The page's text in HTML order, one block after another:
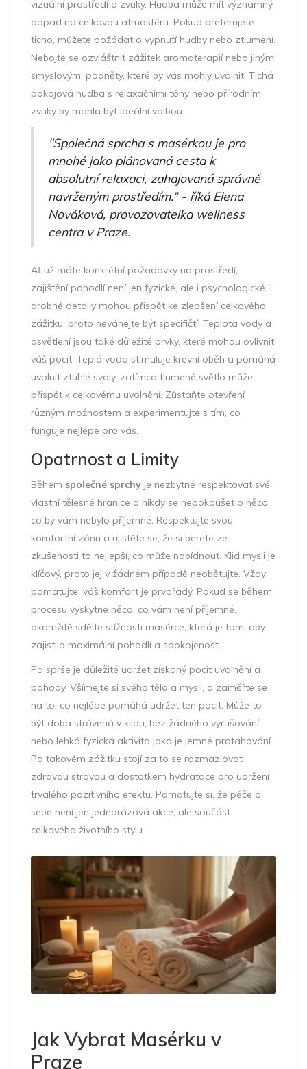
vizuální prostředí a zvuky. Hudba může mít významný
dopad na celkovou atmosféru. Pokud preferujete
ticho, můžete požádat o vypnutí hudby nebo ztlumení.
Nebojte se ozvláštnit zážitek aromaterapií nebo jinými
smyslovými podněty, které by vás mohly uvolnit. Tichá
pokojová hudba s relaxačními tóny nebo přírodními
zvuky by mohla být ideální volbou.
"Společná sprcha s masérkou je pro
mnohé jako plánovaná cesta k
absolutní relaxaci, zahajovaná správně
navrženým prostředím.” - říká Elena
Nováková, provozovatelka wellness
centra v Praze.
Ať už máte konkrétní požadavky na prostředí,
zajištění pohodlí není jen fyzické, ale i psychologické. I
drobné detaily mohou přispět ke zlepšení celkového
zážitku, proto neváhejte být specifičtí. Teplota vody a
osvětlení jsou také důležité prvky, které mohou ovlivnit
váš pocit. Teplá voda stimuluje krevní oběh a pomáhá
uvolnit ztuhlé svaly, zatímco tlumené světlo může
přispět k celkovému uvolnění. Zůstaňte otevření
různým možnostem a experimentujte s tím, co
funguje nejlépe pro vás.
Opatrnost a Limity
Během společné sprchy je nezbytné respektovat své
vlastní tělesné hranice a nikdy se nepokoušet o něco,
co by vám nebylo příjemné. Respektujte svou
komfortní zónu a ujistěte se, že si berete ze
zkušenosti to nejlepší, co může nabídnout. Klid mysli je
klíčový, proto jej v žádném případě neobětujte. Vždy
pamatujte: váš komfort je prvořadý. Pokud se během
procesu vyskytne něco, co vám není příjemné,
okamžitě sdělte stížnosti masérce, která je tam, aby
zajistila maximální pohodlí a spokojenost.
Po sprše je důležité udržet získaný pocit uvolnění a
pohody. Všímejte si svého těla a mysli, a zaměřte se
na to, co nejlépe pomáhá udržet ten pocit. Může to
být doba strávená v klidu, bez žádného vyrušování,
nebo lehká fyzická aktivita jako je jemné protahování.
Po takovém zážitku stojí za to se rozmazlovat
zdravou stravou a dostatkem hydratace pro udržení
trvalého pozitivního efektu. Pamatujte si, že péče o
sebe není jen jednorázová akce, ale součást
celkového životního stylu.
Jak Vybrat Masérku v
Praze